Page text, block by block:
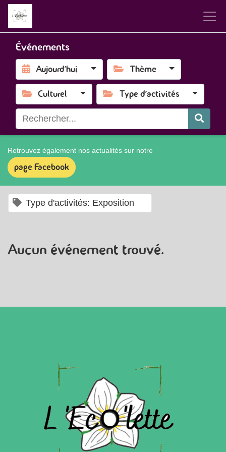
Événements
Aujourd'hui Thème
Culturel Type d'activités
Retrouvez également nos actualités sur notre
page Facebook
Type d'activités: Exposition
Aucun événement trouvé.